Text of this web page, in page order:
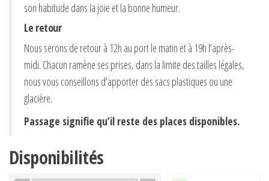
son habitude dans la joie et la bonne humeur.
Le retour
Nous serons de retour à 12h au port le matin et à 19h l’après-
midi. Chacun ramène ses prises, dans la limite des tailles légales,
nous vous conseillons d’apporter des sacs plastiques ou une
glacière.
Passage signifie qu’il reste des places disponibles.
Disponibilités